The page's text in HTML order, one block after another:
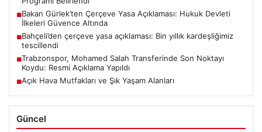
■Bakan Gürlek’ten Çerçeve Yasa Açıklaması: Hukuk Devleti
İlkeleri Güvence Altında
■Bahçeli’den çerçeve yasa açıklaması: Bin yıllık kardeşliğimiz
tescillendi
■Trabzonspor, Mohamed Salah Transferinde Son Noktayı
Koydu: Resmi Açıklama Yapıldı
■Açık Hava Mutfakları ve Şık Yaşam Alanları
Güncel